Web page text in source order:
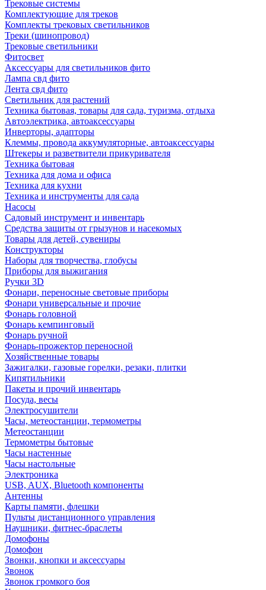
Трековые системы
Комплектующие для треков
Комплекты трековых светильников
Треки (шинопровод)
Трековые светильники
Фитосвет
Аксессуары для светильников фито
Лампа свд фито
Лента свд фито
Светильник для растений
Техника бытовая, товары для сада, туризма, отдыха
Автоэлектрика, автоаксессуары
Инверторы, адапторы
Клеммы, провода аккумуляторные, автоаксессуары
Штекеры и разветвители прикуривателя
Техника бытовая
Техника для дома и офиса
Техника для кухни
Техника и инструменты для сада
Насосы
Садовый инструмент и инвентарь
Средства защиты от грызунов и насекомых
Товары для детей, сувениры
Конструкторы
Наборы для творчества, глобусы
Приборы для выжигания
Ручки 3D
Фонари, переносные световые приборы
Фонари универсальные и прочие
Фонарь головной
Фонарь кемпинговый
Фонарь ручной
Фонарь-прожектор переносной
Хозяйственные товары
Зажигалки, газовые горелки, резаки, плитки
Кипятильники
Пакеты и прочий инвентарь
Посуда, весы
Электросушители
Часы, метеостанции, термометры
Метеостанции
Термометры бытовые
Часы настенные
Часы настольные
Электроника
USB, AUX, Bluetooth компоненты
Антенны
Карты памяти, флешки
Пульты дистанционного управления
Наушники, фитнес-браслеты
Домофоны
Домофон
Звонки, кнопки и аксессуары
Звонок
Звонок громкого боя